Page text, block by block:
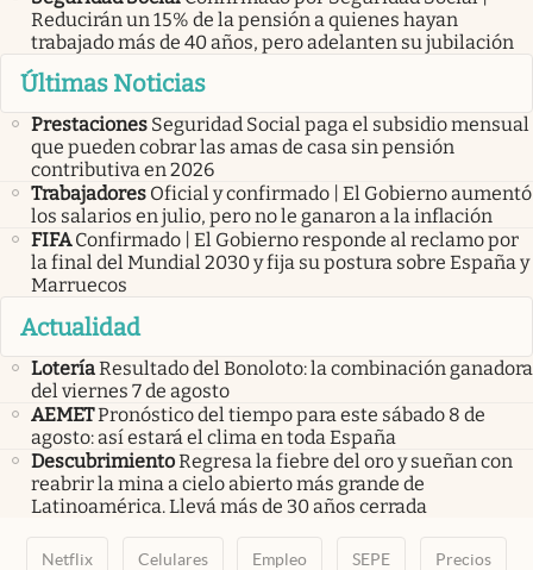
Reducirán un 15% de la pensión a quienes hayan
trabajado más de 40 años, pero adelanten su jubilación
Últimas Noticias
Prestaciones Seguridad Social paga el subsidio mensual
que pueden cobrar las amas de casa sin pensión
contributiva en 2026
Trabajadores Oficial y confirmado | El Gobierno aumentó
los salarios en julio, pero no le ganaron a la inflación
FIFA Confirmado | El Gobierno responde al reclamo por
la final del Mundial 2030 y fija su postura sobre España y
Marruecos
Actualidad
LoteríaResultado del Bonoloto: la combinación ganadora
del viernes 7 de agosto
AEMETPronóstico del tiempo para este sábado 8 de
agosto: así estará el clima en toda España
DescubrimientoRegresa la fiebre del oro y sueñan con
reabrir la mina a cielo abierto más grande de
Latinoamérica. Llevá más de 30 años cerrada
Netflix Celulares Empleo SEPE Precios